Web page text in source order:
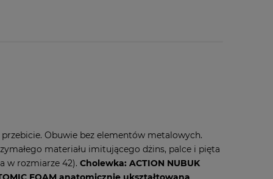
Obuwie bez elementów metalowych.
materiału imitującego dżins, palce i pięta
w rozmiarze 42). Cholewka: ACTION NUBUK